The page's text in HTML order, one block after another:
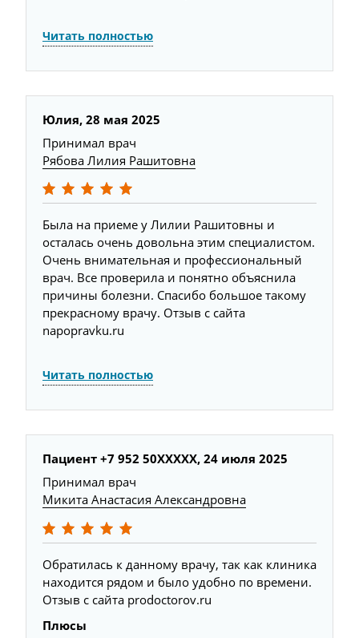
Читать полностью
Юлия, 28 мая 2025
Принимал врач
Рябова Лилия Рашитовна
Была на приеме у Лилии Рашитовны и
осталась очень довольна этим специалистом.
Очень внимательная и профессиональный
врач. Все проверила и понятно объяснила
причины болезни. Спасибо большое такому
прекрасному врачу. Отзыв с сайта
napopravku.ru
Читать полностью
Пациент +7 952 50XXXXX, 24 июля 2025
Принимал врач
Микита Анастасия Александровна
Обратилась к данному врачу, так как клиника
находится рядом и было удобно по времени.
Отзыв с сайта prodoctorov.ru
Плюсы